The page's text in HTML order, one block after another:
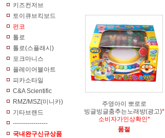
키즈컨저브
토이큐브킥보드
펀코
톨로
톨로(스플래시)
포크마니스
플레이어블아트
피카소타일
C&A Scientific
RMZ/MSZ(미니카)
기타브랜드
-----------------
국내완구신규상품
주영아이 뽀로로
빙글빙글춤추는노래방(광고)*
소비자가인상확인*
품절